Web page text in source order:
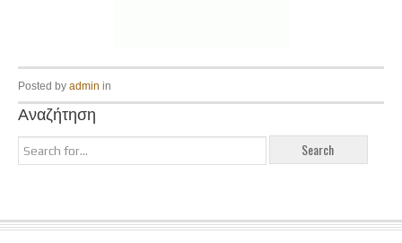
Posted by admin in
Αναζήτηση